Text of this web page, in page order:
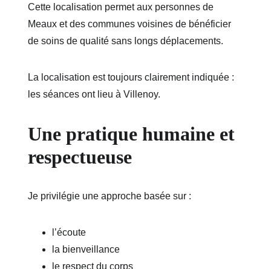
Cette localisation permet aux personnes de
Meaux et des communes voisines de bénéficier
de soins de qualité sans longs déplacements.
La localisation est toujours clairement indiquée :
les séances ont lieu à Villenoy.
Une pratique humaine et
respectueuse
Je privilégie une approche basée sur :
l’écoute
la bienveillance
le respect du corps